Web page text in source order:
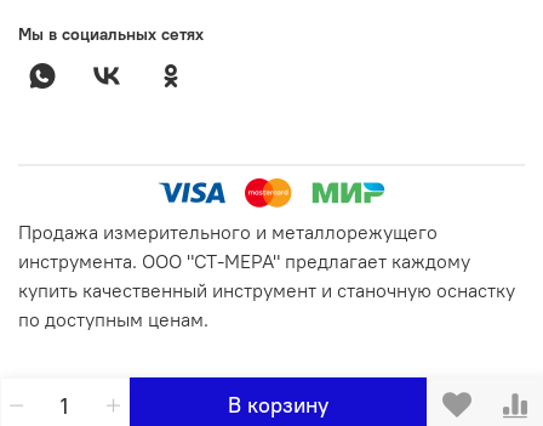
В корзину
Мы в социальных сетях
Продажа измерительного и металлорежущего
инструмента. ООО "СТ-МЕРА" предлагает каждому
купить качественный инструмент и станочную оснастку
по доступным ценам.